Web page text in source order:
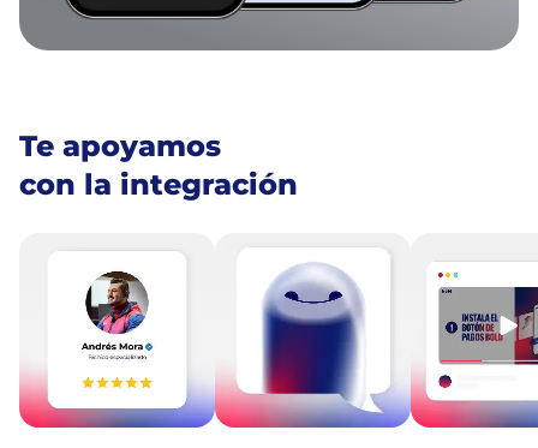
Te apoyamos
con la integración